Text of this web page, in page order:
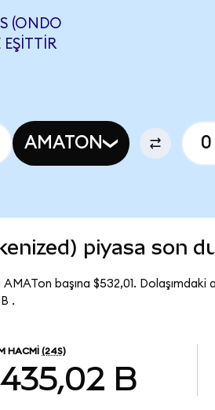
(ONDO
AMATON
piyasa son
başına $532,01. Dolaşımdaki
.
HACMI (24S)
B